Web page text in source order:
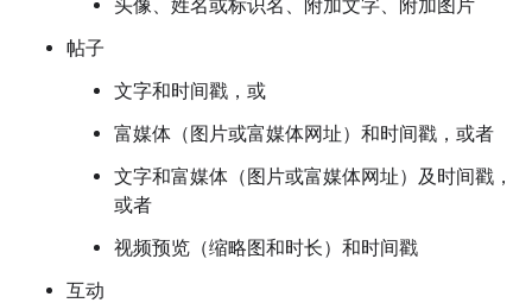
头像、姓名或标识名、附加文字、附加图片
帖子
文字和时间戳，或
富媒体（图片或富媒体网址）和时间戳，或者
文字和富媒体（图片或富媒体网址）及时间戳，
或者
视频预览（缩略图和时长）和时间戳
互动